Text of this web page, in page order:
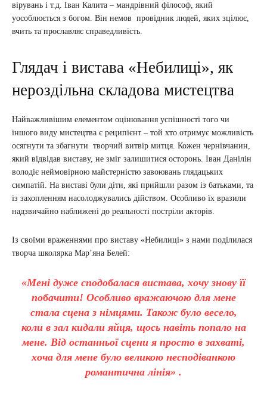
вірувань і т.д. Іван Калита – мандрівний філософ, який
уособлюється з богом. Він немов провідник людей, яких зцілює,
вчить та прославляє справедливість.
Глядач і вистава «Небилиці», як
нероздільна складова мистецтва
Найважливішим елементом оцінювання успішності того чи
іншого виду мистецтва є реципієнт – той хто отримує можливість
осягнути та збагнути творчий витвір митця. Кожен чернівчанин,
який відвідав виставу, не зміг залишитися осторонь. Іван Данілін
володіє неймовірною майстерністю завоювань глядацьких
симпатій. На виставі були діти, які прийшли разом із батьками, та
із захопленням насолоджувались дійством. Особливо їх вразили
надзвичайно наближені до реальності постріли акторів.
Із своїми враженнями про виставу «Небилиці» з нами поділилася
творча школярка Мар’яна Белей:
«Мені дуже сподобалася вистава, хочу знову її
побачити! Особливо вражаючою для мене
стала сцена з німцями. Також було весело,
коли в зал кидали яйця, щось навіть попало на
мене. Від останньої сцени я просто в захваті,
хоча для мене було великою несподіванкою
романтична лінія» .